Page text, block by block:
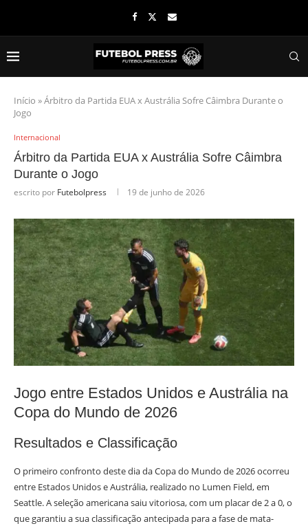
Início »Árbitro da Partida EUA x Austrália Sofre Câimbra Durante o
Jogo
Internacional
Árbitro da Partida EUA x Austrália Sofre Câimbra
Durante o Jogo
escrito por Futebolpress 19 de junho de 2026
Jogo entre Estados Unidos e Austrália na
Copa do Mundo de 2026
Resultados e Classificação
O primeiro confronto deste dia da Copa do Mundo de 2026 ocorreu
entre Estados Unidos e Austrália, realizado no Lumen Field, em
Seattle. A seleção americana saiu vitoriosa, com um placar de 2 a 0, o
que garantiu a sua classificação antecipada para a fase de mata-